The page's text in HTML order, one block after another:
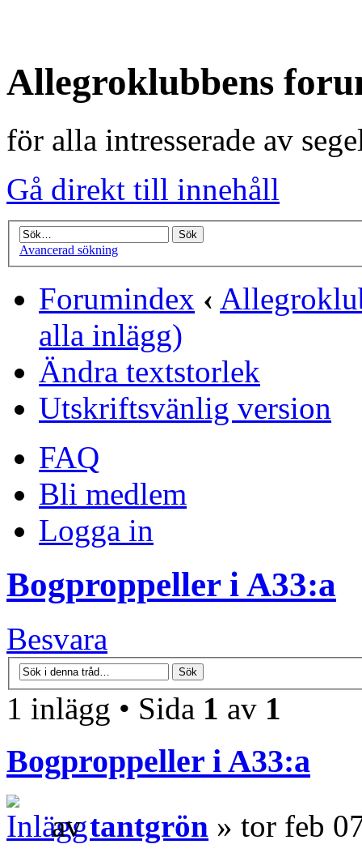
Allegroklubbens
för alla intresserade av
Gå direkt till innehåll
Avancerad sökning
Forumindex ‹
alla inlägg)
Ändra textstorlek
Utskriftsvänlig version
FAQ
Bli medlem
Logga in
Bogproppeller i A33:a
Besvara
1 inlägg • Sida 1 av 1
Bogproppeller i A33:a
avtantgrön » tor feb